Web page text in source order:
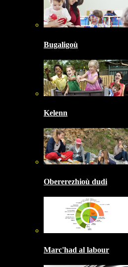
Bugaligoù
Kelenn
Obererezhioù dudi
Marc'had al labour